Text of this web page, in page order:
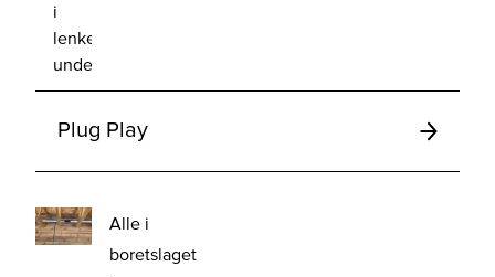
i
lenken
under.
Plug Play
Alle i
boretslaget